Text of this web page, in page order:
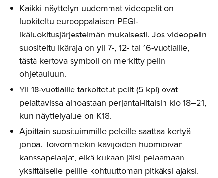
Kaikki näyttelyn uudemmat videopelit on
luokiteltu eurooppalaisen PEGI-
ikäluokitusjärjestelmän mukaisesti. Jos videopelin
suositeltu ikäraja on yli 7-, 12- tai 16-vuotiaille,
tästä kertova symboli on merkitty pelin
ohjetauluun.
Yli 18-vuotiaille tarkoitetut pelit (5 kpl) ovat
pelattavissa ainoastaan perjantai-iltaisin klo 18–21,
kun näyttelyalue on K18.
Ajoittain suosituimmille peleille saattaa kertyä
jonoa. Toivommekin kävijöiden huomioivan
kanssapelaajat, eikä kukaan jäisi pelaamaan
yksittäiselle pelille kohtuuttoman pitkäksi ajaksi.